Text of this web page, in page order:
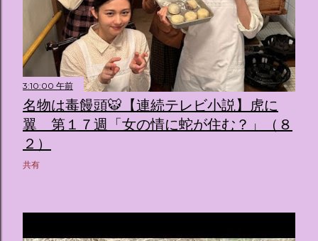
テーマブースで構成されています。 チェックインからスター
ト ：ピンクを基調とした華やかなエントランスロビーでルー
ムキーを受け取り、まるでホテルに滞在するかのような没入
感を味わいながら進んでいきます。ロビーではお花をまとっ
たポムポムプリンが出迎えてくれます。 幻想的な共有スペー
ス ：きらめく光に満ちたガーデンや、美しいボールルーム
（舞踏会）、さらには本物の砂を使ったピンク色の美しいビ
ーチ（ポチャッコの隣に座れるエリア）など、写真映え間違
いなしの空間が広がります。 🛌 2. 個性あふれる「9つの客室
（テーマルーム）」 イベントの目玉となるのが、サンリオの
人気キャラクターたちがそれぞれの“好き”や理想を詰め込ん
3:10:00 午前
名物は毒饅頭🐯【連続テレビ小説】虎に
翼 第１７週「女の情に蛇が住む？」（８
２）
共有